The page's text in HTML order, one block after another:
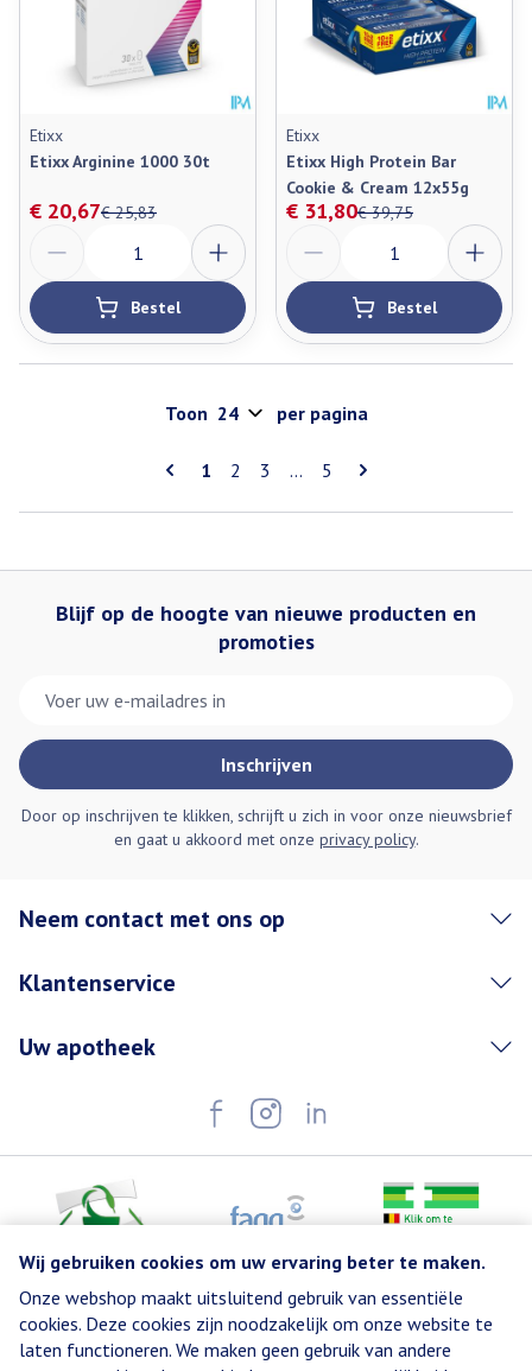
Wij gebruiken cookies om uw ervaring beter te maken.
Onze webshop maakt uitsluitend gebruik van essentiële
cookies. Deze cookies zijn noodzakelijk om onze website te
laten functioneren. We maken geen gebruik van andere
Etixx
Etixx Arginine 1000 30t
€ 25,83
€ 20,67
Bestel
Etixx
Etixx High Protein Bar
Cookie & Cream 12x55g
€ 39,75
€ 31,80
Bestel
Pagina's
U lees momenteel pagina
1 Pagina
2 Pagina
3 ... Pagina
5
Toon per pagina
Blijf op de hoogte van nieuwe producten en
promoties
Inschrijven
Door op inschrijven te klikken, schrijft u zich in voor onze nieuwsbrief
en gaat u akkoord met onze privacy policy.
Neem contact met ons op
Klantenservice
Uw apotheek
Juridische links